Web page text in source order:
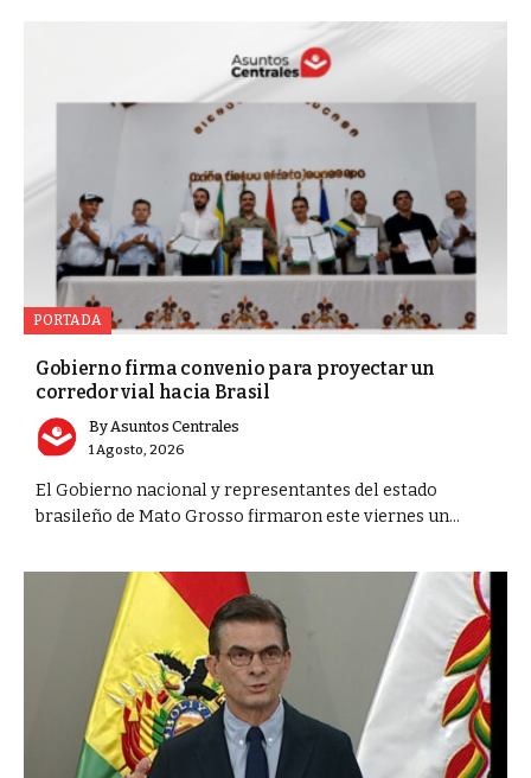
PORTADA
Gobierno firma convenio para proyectar un
corredor vial hacia Brasil
ByAsuntos Centrales
1 Agosto, 2026
El Gobierno nacional y representantes del estado
brasileño de Mato Grosso firmaron este viernes un...